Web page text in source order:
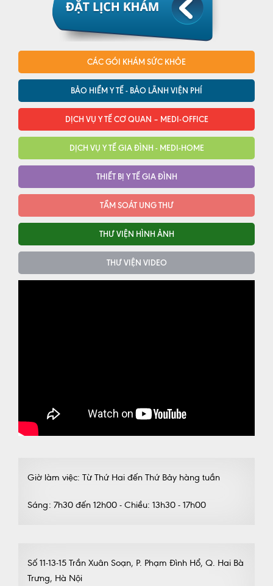
CÁC GÓI KHÁM SỨC KHỎE
BẢO HIỂM Y TẾ - BẢO LÃNH VIỆN PHÍ
DỊCH VỤ Y TẾ CƠ QUAN – MEDI-OFFICE
DỊCH VỤ Y TẾ GIA ĐÌNH - MEDI-HOME
THIẾT BỊ Y TẾ GIA ĐÌNH
TẦM SOÁT UNG THƯ
THƯ VIỆN HÌNH ẢNH
THƯ VIỆN VIDEO
Giờ làm việc: Từ Thứ Hai đến Thứ Bảy hàng tuần
Sáng: 7h30 đến 12h00 - Chiều: 13h30 - 17h00
Số 11-13-15 Trần Xuân Soạn, P. Phạm Đình Hổ, Q. Hai Bà
Trưng, Hà Nội